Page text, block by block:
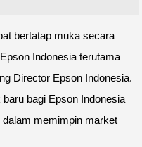
bertatap muka secara
Indonesia terutama
Director Epson Indonesia.
bagi Epson Indonesia
memimpin market